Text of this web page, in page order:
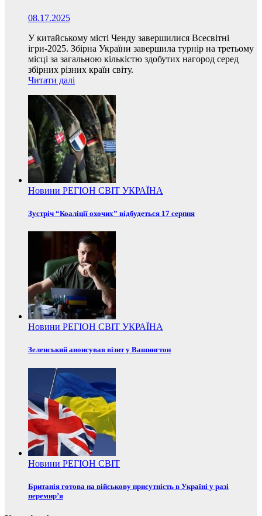
08.17.2025
У китайському місті Ченду завершилися Всесвітні
ігри-2025. Збірна України завершила турнір на третьому
місці за загальною кількістю здобутих нагород серед
збірних різних країн світу.
Читати далі
Новини РЕГІОН СВІТ УКРАЇНА
Зустріч “Коаліції охочих” відбудеться 17 серпня
Новини РЕГІОН СВІТ УКРАЇНА
Зеленський анонсував візит у Вашингтон
Новини РЕГІОН СВІТ
Британія готова на військову присутність в Україні у разі
перемир’я